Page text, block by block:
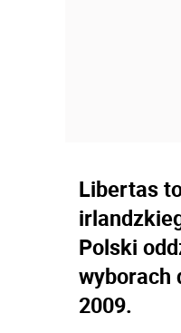
Libertas
Polski
wyborach
2009.